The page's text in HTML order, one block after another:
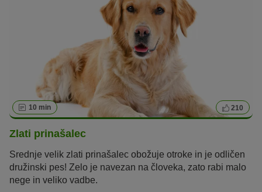
10 min 210
Zlati prinašalec
Srednje velik zlati prinašalec obožuje otroke in je odličen
družinski pes! Zelo je navezan na človeka, zato rabi malo
nege in veliko vadbe.